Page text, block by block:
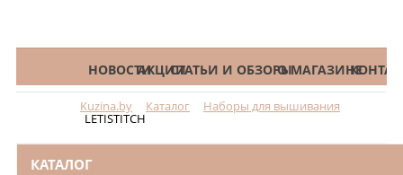
КАТАЛОГНОВОСТИАКЦИИСТАТЬИ И ОБЗОРЫО МАГАЗИНЕ
Kuzina.by Каталог Наборы для вышивания
LETISTITCH
КАТАЛОГ